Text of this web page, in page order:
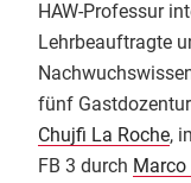
HAW-Professur
Lehrbeauftragte
fünf
Chujfi La Roche,
FB 3 durch Marco